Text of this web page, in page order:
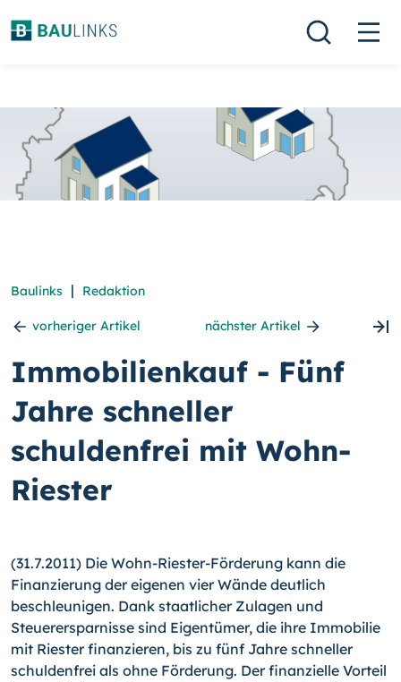
Baulinks | Redaktion
vorheriger Artikel nächster Artikel
Immobilienkauf - Fünf
Jahre schneller
schuldenfrei mit Wohn-
Riester
(31.7.2011) Die Wohn-Riester-Förderung kann die
Finanzierung der eigenen vier Wände deutlich
beschleunigen. Dank staatlicher Zulagen und
Steuerersparnisse sind Eigentümer, die ihre Immobilie
mit Riester finanzieren, bis zu fünf Jahre schneller
schuldenfrei als ohne Förderung. Der finanzielle Vorteil